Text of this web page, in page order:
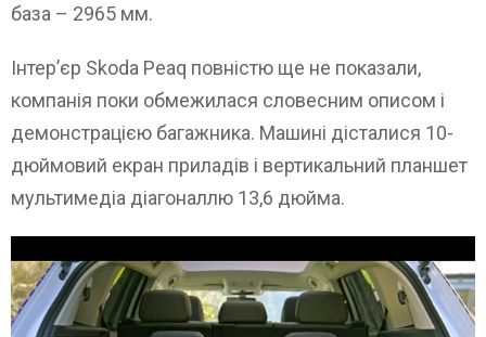
база – 2965 мм.
Інтер’єр Skoda Peaq повністю ще не показали,
компанія поки обмежилася словесним описом і
демонстрацією багажника. Машині дісталися 10-
дюймовий екран приладів і вертикальний планшет
мультимедіа діагоналлю 13,6 дюйма.